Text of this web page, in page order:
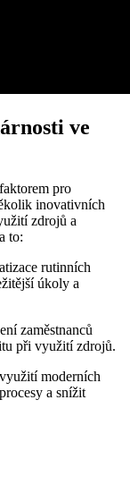
ve
pro
inovativních
zdrojů a
to:
rutinních
úkoly a
zaměstnanců
při využití zdrojů.
moderních
a snížit